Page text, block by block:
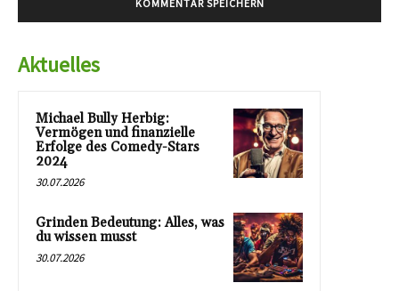
Aktuelles
Michael Bully Herbig:
Vermögen und finanzielle
Erfolge des Comedy-Stars
2024
30.07.2026
Grinden Bedeutung: Alles, was
du wissen musst
30.07.2026